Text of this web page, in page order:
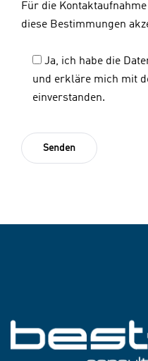
Für die
diese Bestimmungen
Ja, ich habe die
und erkläre mich mit
einverstanden.